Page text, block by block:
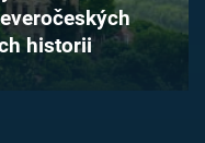
historii